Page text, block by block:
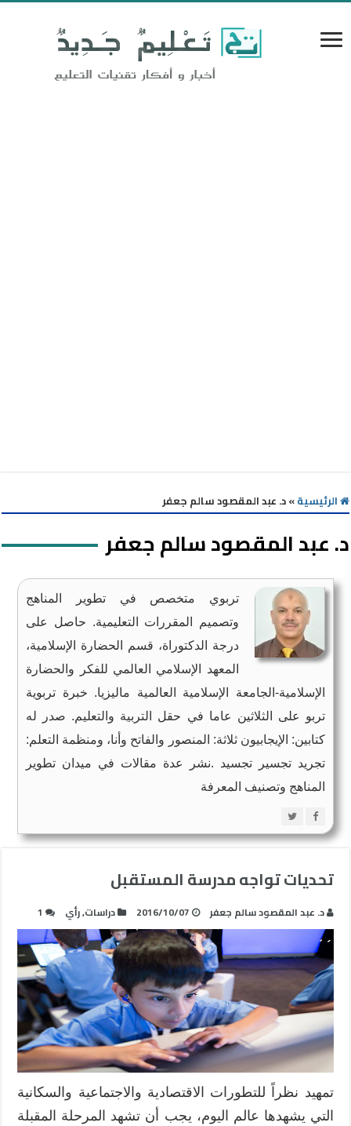
الرئيسية»د. عبد المقصود سالم جعفر
د. عبد المقصود سالم جعفر
تربوي متخصص في تطوير المناهج
وتصميم المقررات التعليمية. حاصل على
درجة الدكتوراة، قسم الحضارة الإسلامية،
المعهد الإسلامي العالمي للفكر والحضارة
الإسلامية-الجامعة الإسلامية العالمية ماليزيا. خبرة تربوية
تربو على الثلاثين عاما في حقل التربية والتعليم. صدر له
كتابين: الإيجابيون ثلاثة: المنصور والفاتح وأنا، ومنظمة التعلم:
تجريد تجسير تجسيد .نشر عدة مقالات في ميدان تطوير
المناهج وتصنيف المعرفة
تحديات تواجه مدرسة المستقبل
د. عبد المقصود سالم جعفر 2016/10/07 دراسات,رأي 1
تمهيد نظراً للتطورات الاقتصادية والاجتماعية والسكانية
التي يشهدها عالم اليوم، يجب أن تشهد المرحلة المقبلة